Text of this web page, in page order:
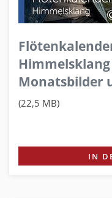
Himmelsklang
Monatsbilder
(22,5 MB)
IN